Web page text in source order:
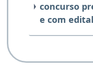
concurso
e com